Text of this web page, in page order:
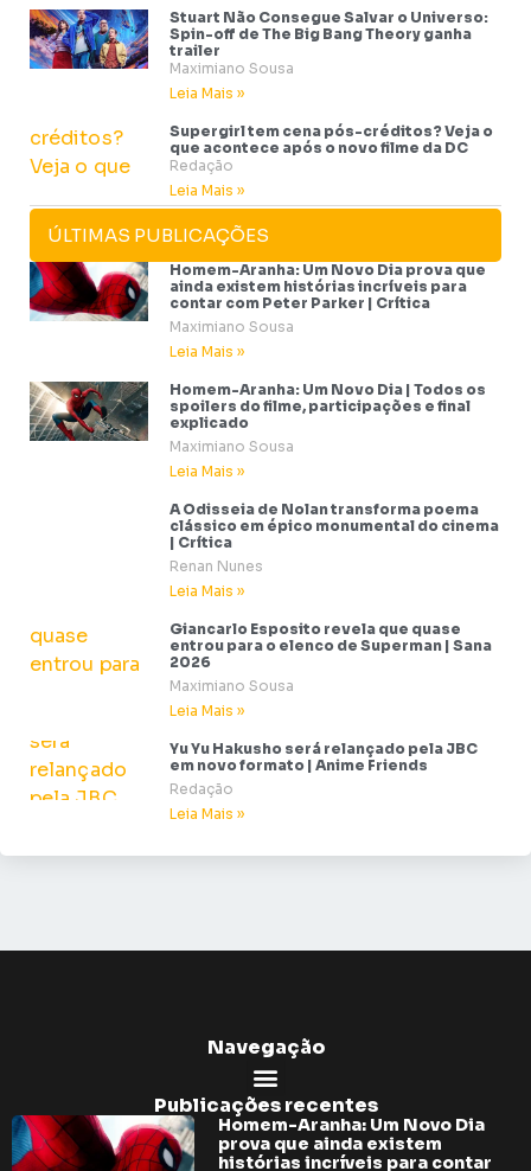
Stuart Não Consegue Salvar o Universo:
Spin-off de The Big Bang Theory ganha
trailer
Maximiano Sousa
Leia Mais »
Supergirl tem cena pós-créditos? Veja o
que acontece após o novo filme da DC
Redação
Leia Mais »
ÚLTIMAS PUBLICAÇÕES
Homem-Aranha: Um Novo Dia prova que
ainda existem histórias incríveis para
contar com Peter Parker | Crítica
Maximiano Sousa
Leia Mais »
Homem-Aranha: Um Novo Dia | Todos os
spoilers do filme, participações e final
explicado
Maximiano Sousa
Leia Mais »
A Odisseia de Nolan transforma poema
clássico em épico monumental do cinema
| Crítica
Renan Nunes
Leia Mais »
Giancarlo Esposito revela que quase
entrou para o elenco de Superman | Sana
2026
Maximiano Sousa
Leia Mais »
Yu Yu Hakusho será relançado pela JBC
em novo formato | Anime Friends
Redação
Leia Mais »
Navegação
Publicações recentes
Homem-Aranha: Um Novo Dia
prova que ainda existem
histórias incríveis para contar